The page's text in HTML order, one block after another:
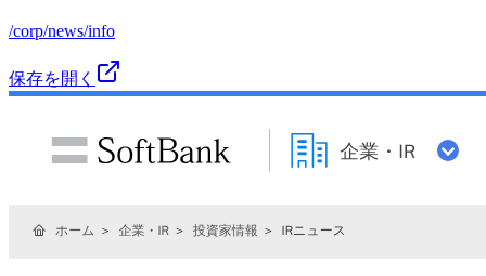
/corp/news/info
保存を開く